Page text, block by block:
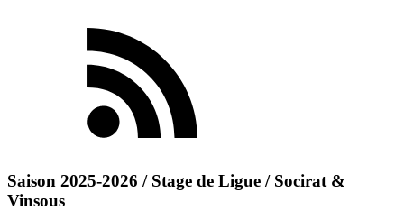
Saison 2025-2026 / Stage de Ligue / Socirat &
Vinsous